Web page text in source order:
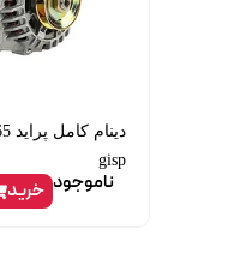
gisp
ناموجود خرید